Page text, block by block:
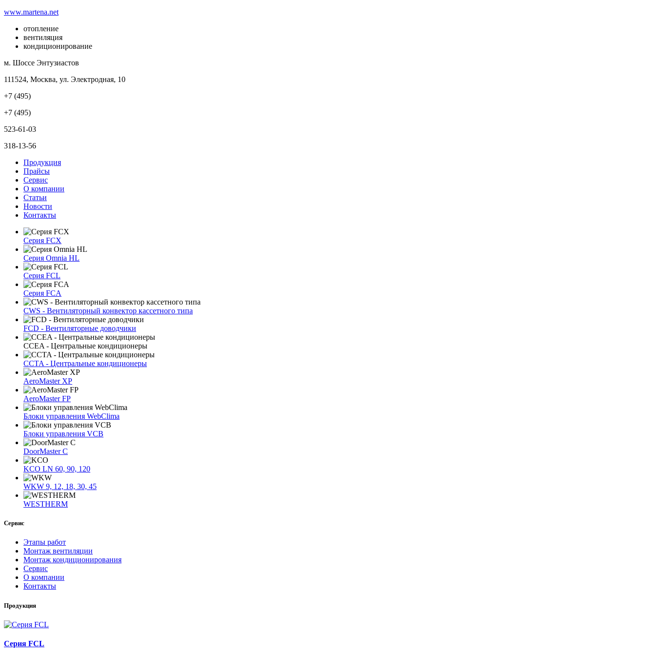
www.martena.net
отопление
вентиляция
кондиционирование
м. Шоссе Энтузиастов
111524, Москва, ул. Электродная, 10
+7 (495)
+7 (495)
523-61-03
318-13-56
Продукция
Прайсы
Сервис
О компании
Статьи
Новости
Контакты
Серия FCX
Серия Omnia HL
Серия FCL
Серия FCA
CWS - Вентиляторный конвектор кассетного типа
FCD - Вентиляторные доводчики
CCEA - Центральные кондиционеры
CCTA - Центральные кондиционеры
AeroMaster XP
AeroMaster FP
Блоки упрaвлeния WebClima
Блоки упрaвлeния VCB
DoorMaster C
KCO LN 60, 90, 120
WKW 9, 12, 18, 30, 45
WESTHERM
Сервис
Этапы работ
Монтаж вентиляции
Монтаж кондиционирования
Сервис
О компании
Контакты
Продукция
Серия FCL